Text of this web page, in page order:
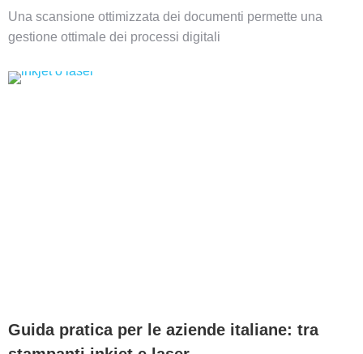
Una scansione ottimizzata dei documenti permette una
gestione ottimale dei processi digitali
Guida pratica per le aziende italiane: tra